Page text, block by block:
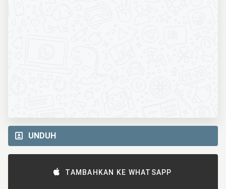
UNDUH
TAMBAHKAN KE WHATSAPP